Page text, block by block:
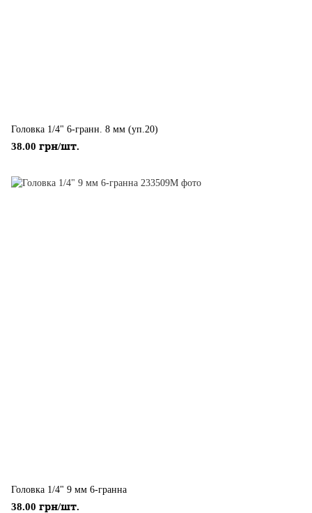
Головка 1/4" 6-гранн. 8 мм (уп.20)
38.00 грн/шт.
Головка 1/4" 9 мм 6-гранна
38.00 грн/шт.